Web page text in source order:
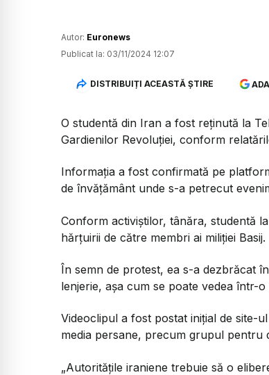
Autor: Euronews
Publicat la: 03/11/2024 12:07
DISTRIBUIȚI ACEASTĂ ȘTIRE
O studentă din Iran a fost reținută la
Gardienilor Revoluției, conform
Informația a fost confirmată pe
de învățământ unde s-a petrecut
Conform activiștilor, tânăra, studentă
hărțuirii de către membri ai miliției Basij.
În semn de protest, ea s-a dezbrăcat
lenjerie, așa cum se poate vedea într-
Videoclipul a fost postat inițial de site-
media persane, precum grupul
„Autorităţile iraniene trebuie să o